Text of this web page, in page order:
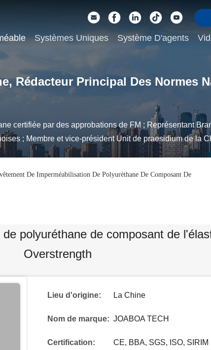
Systèmes Uniques Système D'agents
Rédacteur Principal Des Normes
certifiée par des approbations de FM ; Représentant
; Membre et vice-président Unit de praesidium de la
De Imperméabilisation De Polyuréthane De Composant De
polyuréthane de composant de
Overstrength
Lieu d'origine: La Chine
Nom de marque: JOABOA TECH
Certification: CE, BBA, SGS, ISO, SIRIM